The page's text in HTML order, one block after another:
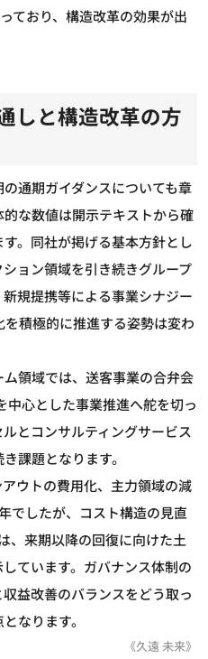
ており、構造改革の効果が出
しと構造改革の方
通期ガイダンスについても章
な数値は開示テキストから確
。同社が掲げる基本方針とし
ョン領域を引き続きグループ
規提携等による事業シナジー
積極的に推進する姿勢は変わ
領域では、送客事業の合弁会
中心とした事業推進へ舵を切っ
とコンサルティングサービス
課題となります。
ウトの費用化、主力領域の減
でしたが、コスト構造の見直
、来期以降の回復に向けた土
ています。ガバナンス体制の
益改善のバランスをどう取っ
なります。
《久遠 未来》